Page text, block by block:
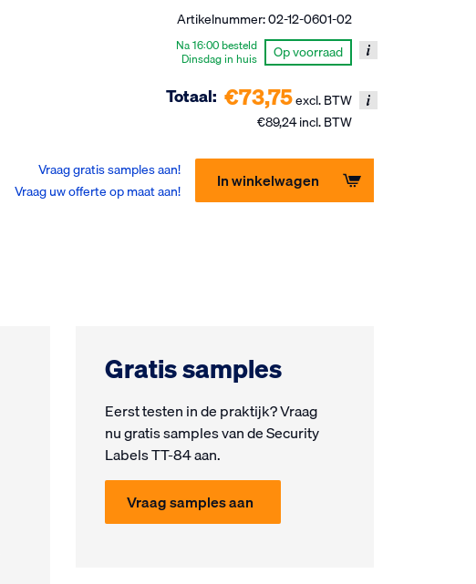
Artikelnummer:02-12-0601-02
Op voorraad
Na 16:00 besteld
Dinsdag in huis
Totaal: €73,75excl. BTW
€89,24 incl. BTW
In winkelwagen
Vraag gratis samples aan!
Vraag uw offerte op maat aan!
Gratis samples
Eerst testen in de prak­tijk? Vraag
nu gra­tis samples van de Security
Labels TT-84 aan.
Vraag samples aan